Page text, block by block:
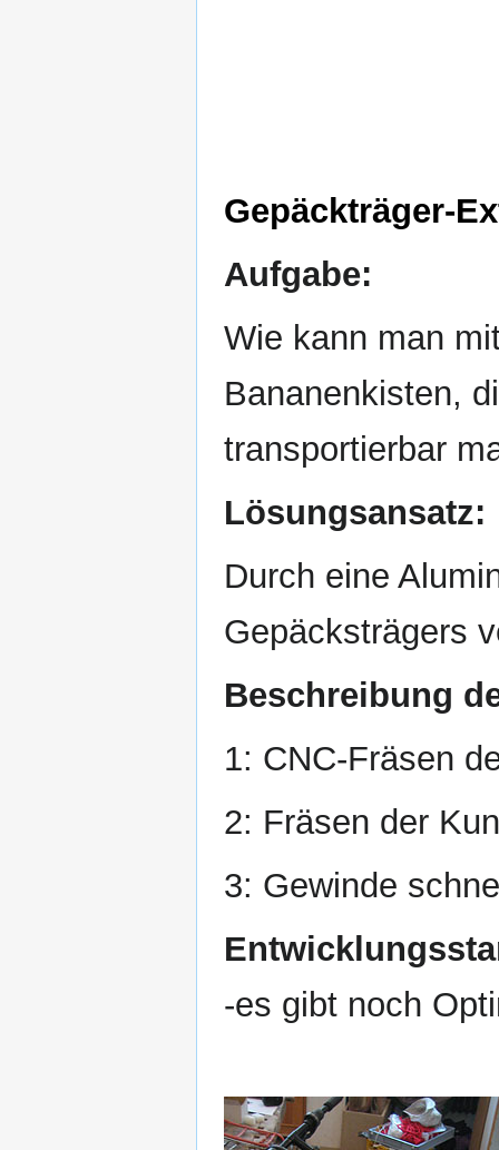
Gepäckträger-
Aufgabe:
Wie kann man
Bananenkisten,
transportierbar
Lösungsansatz:
Durch eine
Gepäcksträgers
Beschreibung
1: CNC-Fräsen
2: Fräsen der
3: Gewinde
-es gibt noch